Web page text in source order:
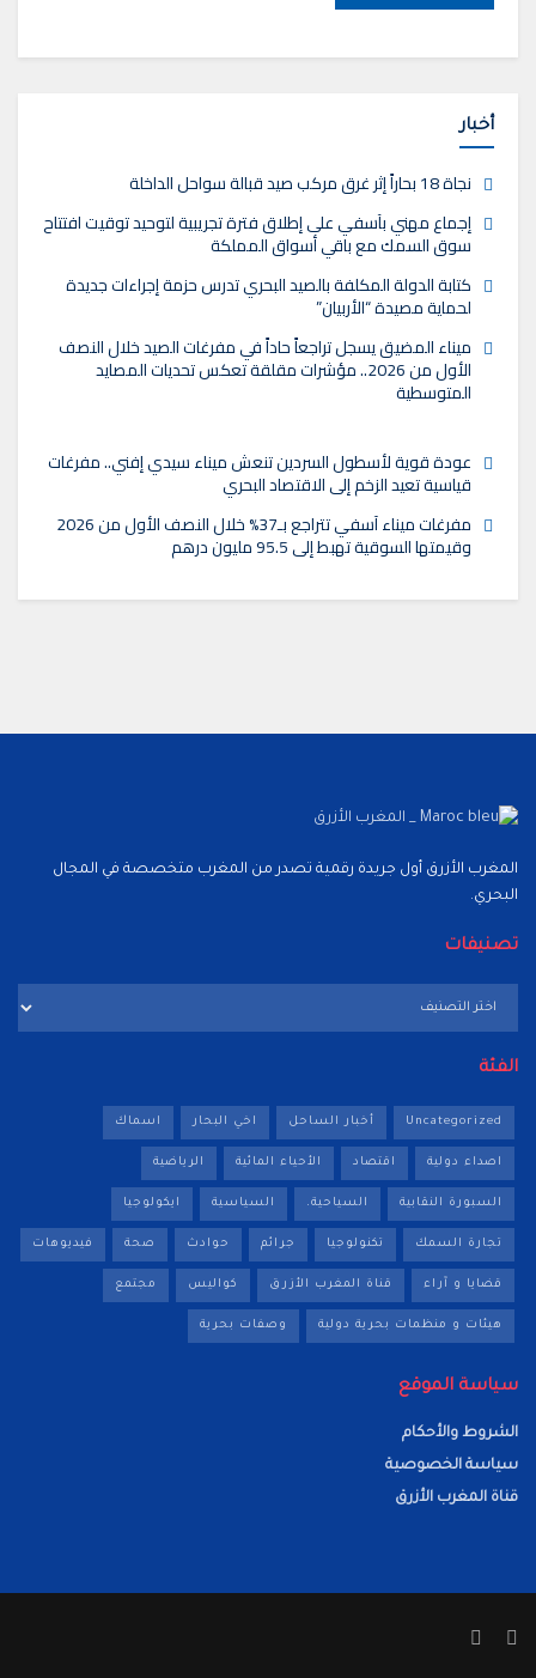
أخبار
نجاة 18 بحاراً إثر غرق مركب صيد قبالة سواحل الداخلة
إجماع مهني بآسفي على إطلاق فترة تجريبية لتوحيد توقيت افتتاح
سوق السمك مع باقي أسواق المملكة
كتابة الدولة المكلفة بالصيد البحري تدرس حزمة إجراءات جديدة
لحماية مصيدة “الأربيان”
ميناء المضيق يسجل تراجعاً حاداً في مفرغات الصيد خلال النصف
الأول من 2026.. مؤشرات مقلقة تعكس تحديات المصايد
المتوسطية
عودة قوية لأسطول السردين تنعش ميناء سيدي إفني.. مفرغات
قياسية تعيد الزخم إلى الاقتصاد البحري
مفرغات ميناء آسفي تتراجع بـ37% خلال النصف الأول من 2026
وقيمتها السوقية تهبط إلى 95.5 مليون درهم
المغرب الأزرق أول جريدة رقمية تصدر من المغرب متخصصة في المجال
البحري.
تصنيفات
تصنيفات
الفئة
Uncategorized أخبار الساحل اخي البحار اسماك
اصداء دولية اقتصاد الأحياء المائية الرياضية
السبورة النقابية السياحية. السياسية ايكولوجيا
تجارة السمك تكنولوجيا جرائم حوادث صحة فيديوهات
قضايا و آراء قناة المغرب الأزرق كواليس مجتمع
هيئات و منظمات بحرية دولية وصفات بحرية
سياسة الموقع
الشروط والأحكام
سياسة الخصوصية
قناة المغرب الأزرق